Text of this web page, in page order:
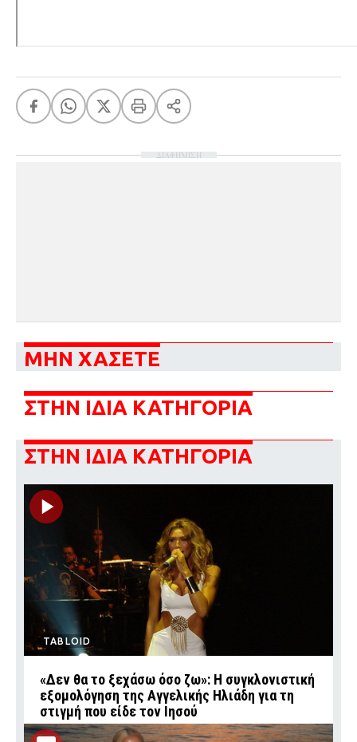
ΔΙΑΦΗΜΙΣΗ
ΜΗΝ ΧΑΣΕΤΕ
ΣΤΗΝ ΙΔΙΑ ΚΑΤΗΓΟΡΙΑ
ΣΤΗΝ ΙΔΙΑ ΚΑΤΗΓΟΡΙΑ
TABLOID
«Δεν θα το ξεχάσω όσο ζω»: Η συγκλονιστική
εξομολόγηση της Αγγελικής Ηλιάδη για τη
στιγμή που είδε τον Ιησού